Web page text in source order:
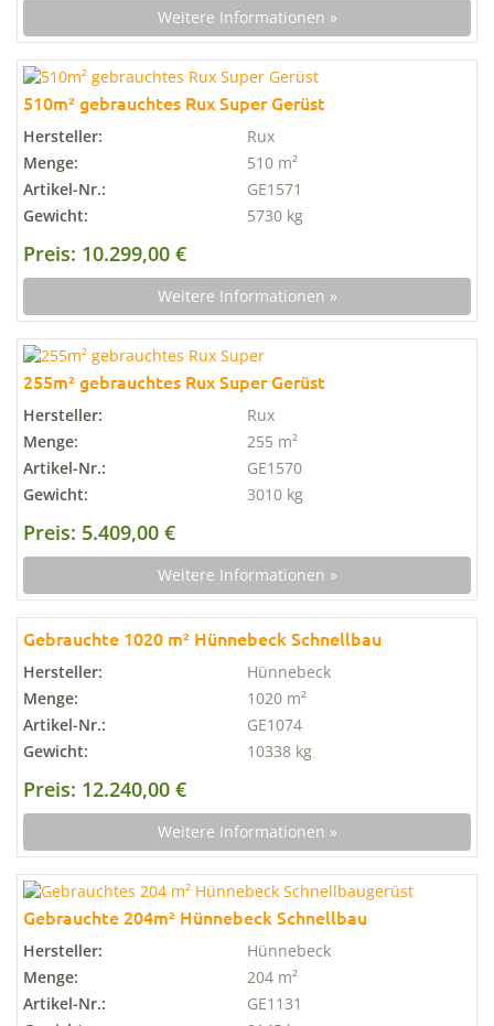
Weitere Informationen »
510m² gebrauchtes Rux Super Gerüst
Hersteller:
Rux
Menge:
510 m²
Artikel-Nr.:
GE1571
Gewicht:
5730 kg
Preis: 10.299,00 €
Weitere Informationen »
255m² gebrauchtes Rux Super Gerüst
Hersteller:
Rux
Menge:
255 m²
Artikel-Nr.:
GE1570
Gewicht:
3010 kg
Preis: 5.409,00 €
Weitere Informationen »
Gebrauchte 1020 m² Hünnebeck Schnellbau
Hersteller:
Hünnebeck
Menge:
1020 m²
Artikel-Nr.:
GE1074
Gewicht:
10338 kg
Preis: 12.240,00 €
Weitere Informationen »
Gebrauchte 204m² Hünnebeck Schnellbau
Hersteller:
Hünnebeck
Menge:
204 m²
Artikel-Nr.:
GE1131